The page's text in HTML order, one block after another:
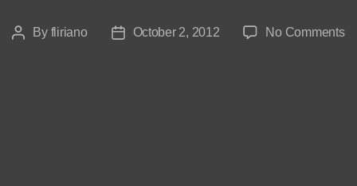
PostBy fliriano
PostOctober 2, 2012 No Commentson